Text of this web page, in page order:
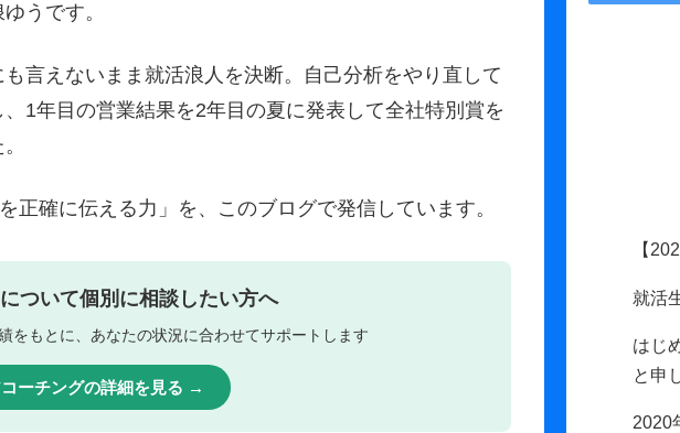
うです。
言えないまま就活浪人を決断。自己分析をやり直して
1年目の営業結果を2年目の夏に発表して全社特別賞を
正確に伝える力」を、このブログで発信しています。
ついて個別に相談したい方へ
をもとに、あなたの状況に合わせてサポートします
ーチングの詳細を見る →
【
就活
はじ
と申
2020